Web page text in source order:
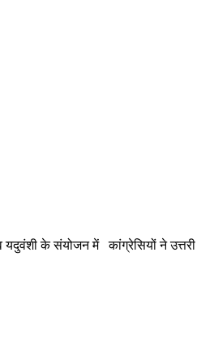
के संयोजन में कांग्रेसियों ने उत्तरी